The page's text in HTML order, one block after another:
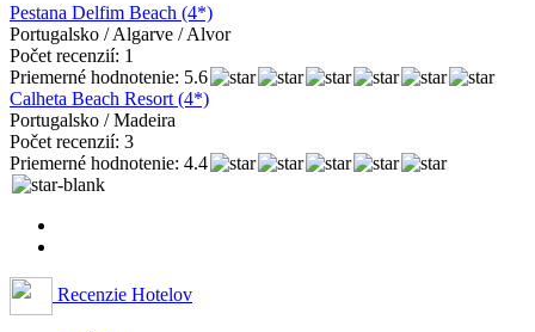
Pestana Delfim Beach (4*)
Portugalsko / Algarve / Alvor
Počet recenzií: 1
Priemerné hodnotenie: 5.6
Calheta Beach Resort (4*)
Portugalsko / Madeira
Počet recenzií: 3
Priemerné hodnotenie: 4.4
Recenzie Hotelov